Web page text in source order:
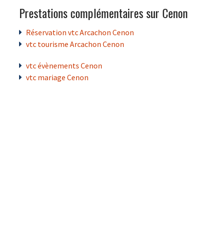
Prestations complémentaires sur Cenon
Réservation vtc Arcachon Cenon
vtc tourisme Arcachon Cenon
vtc évènements Cenon
vtc mariage Cenon